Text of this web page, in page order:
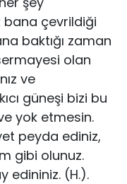
bana çevrildiği
baktığı zaman
olan
ve
güneşi bizi bu
yok etmesin.
peyda ediniz,
gibi olunuz.
edininiz. (H.).